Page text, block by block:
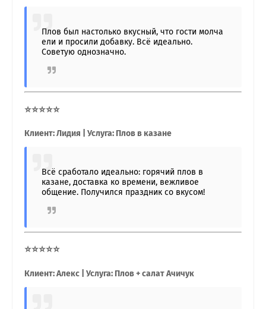
Плов был настолько вкусный, что гости молча
ели и просили добавку. Всё идеально.
Советую однозначно.
⭐⭐⭐⭐⭐
Клиент: Лидия | Услуга: Плов в казане
Всё сработало идеально: горячий плов в
казане, доставка ко времени, вежливое
общение. Получился праздник со вкусом!
⭐⭐⭐⭐⭐
Клиент: Алекс | Услуга: Плов + салат Ачичук